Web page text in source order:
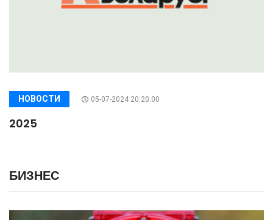
НОВОСТИ 05-07-2024 20:20:00
2025
БИЗНЕС